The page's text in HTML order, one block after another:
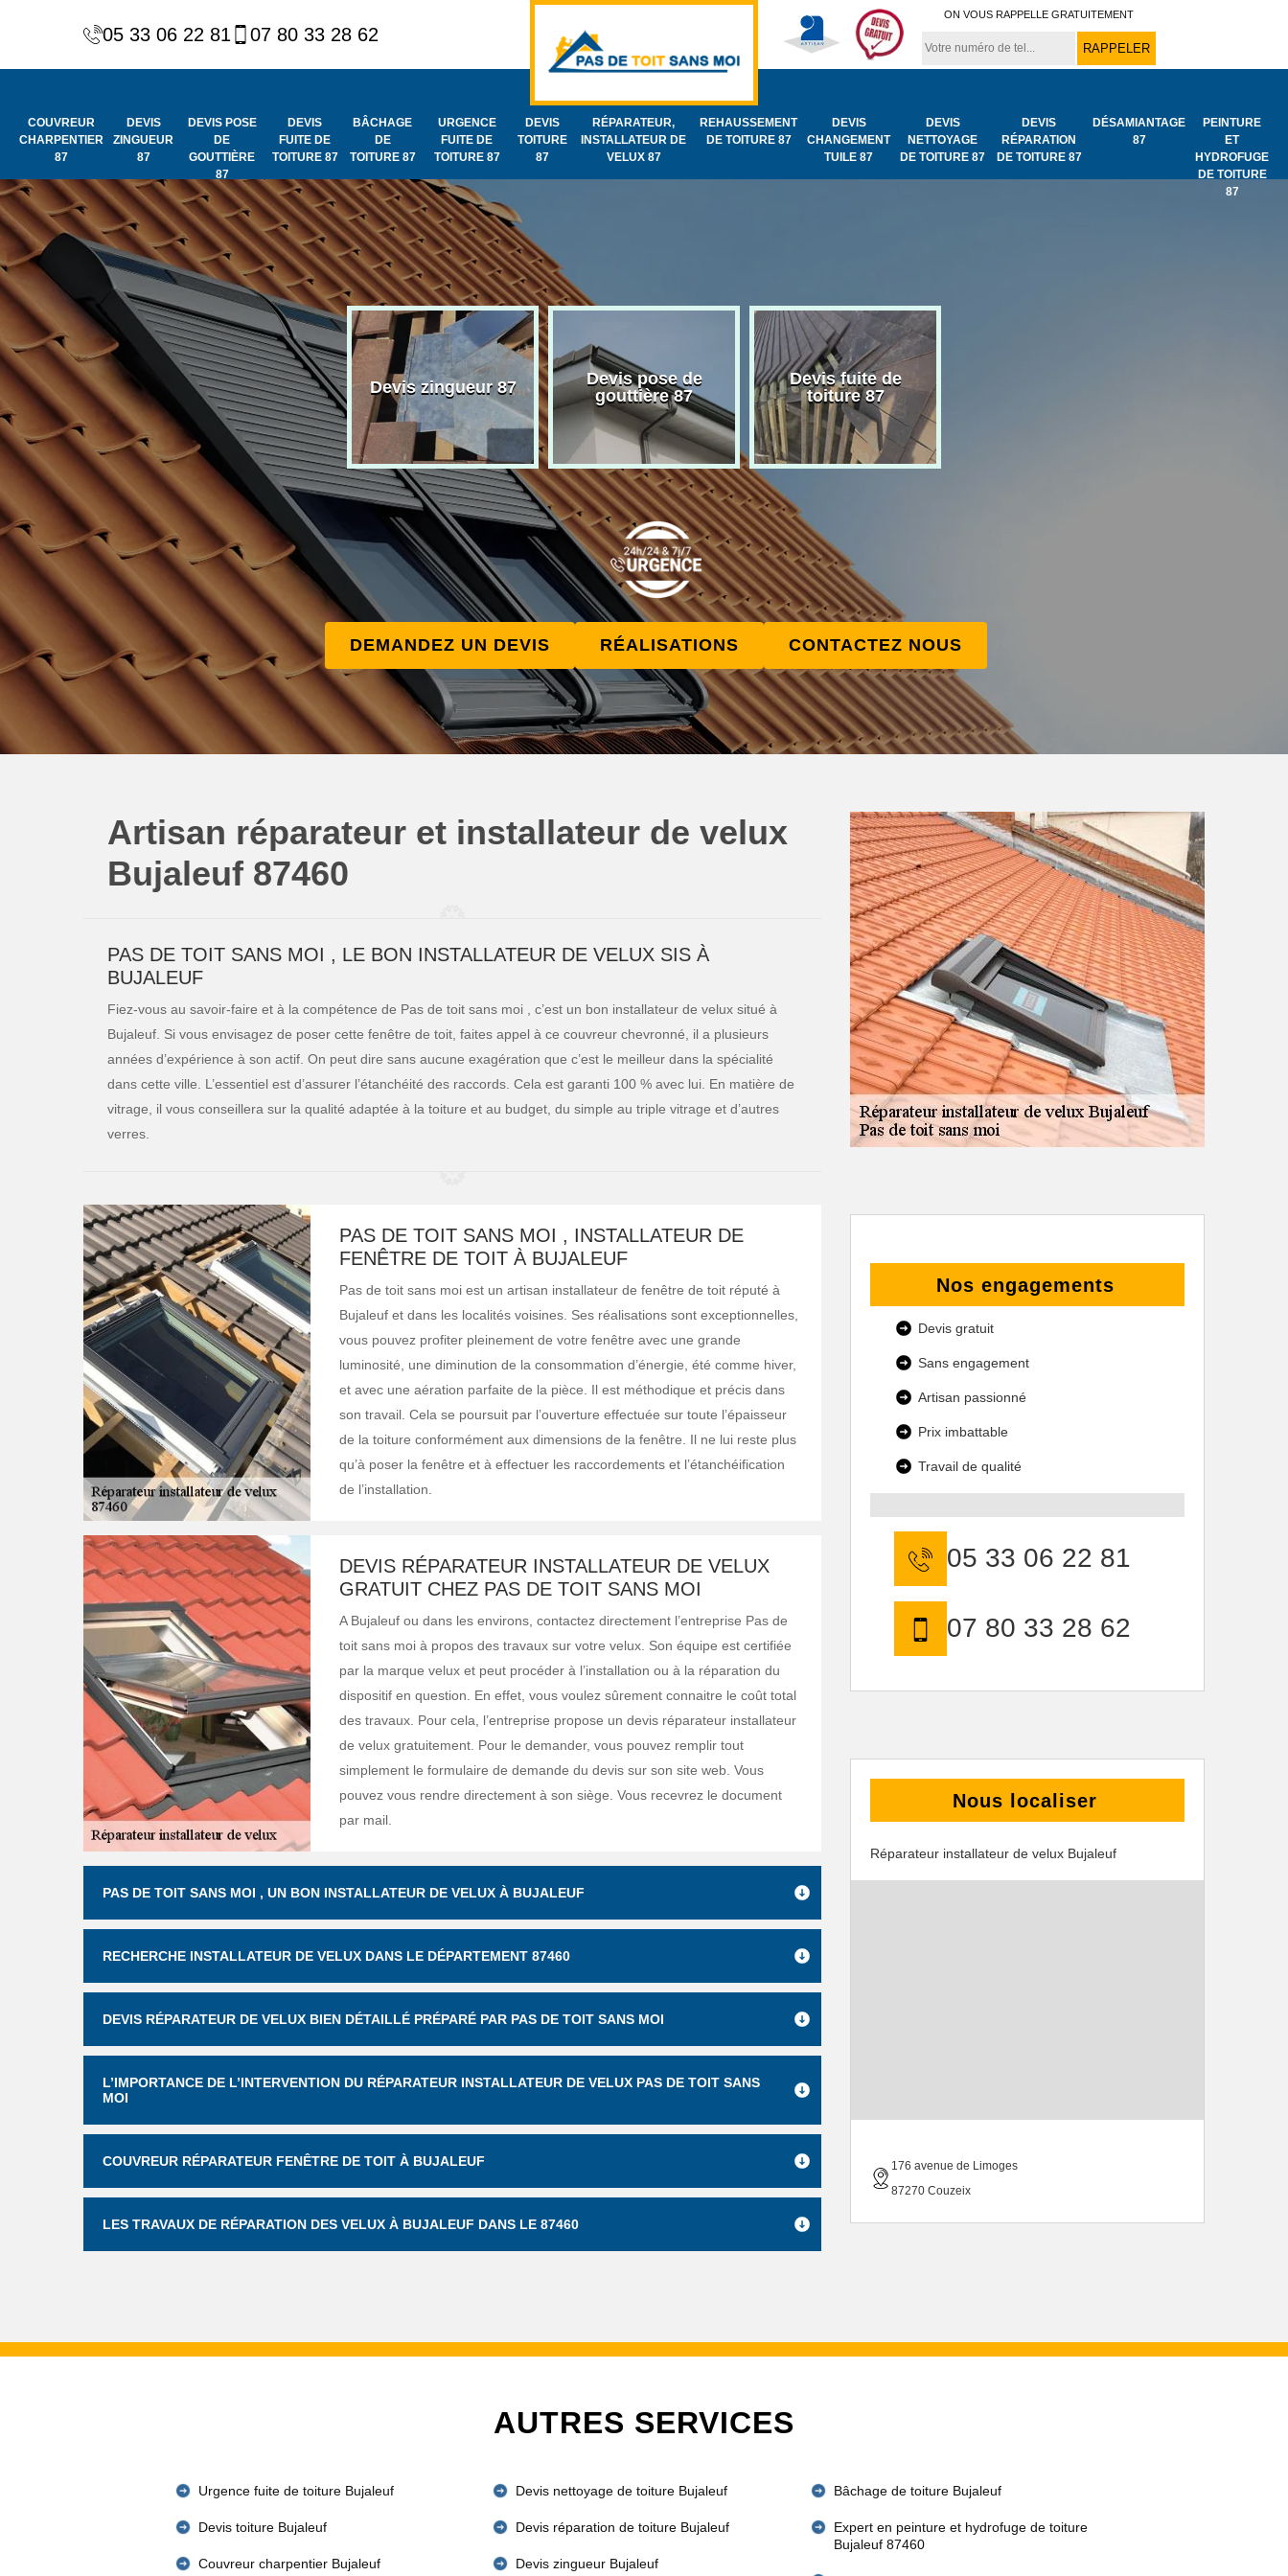
05 33 06 22 81 07 80 33 28 62
ON VOUS RAPPELLE GRATUITEMENT
COUVREUR
CHARPENTIER
87
DEVIS
ZINGUEUR
87
DEVIS POSE
DE
GOUTTIÈRE
87
DEVIS
FUITE DE
TOITURE 87
BÂCHAGE
DE
TOITURE 87
URGENCE
FUITE DE
TOITURE 87
DEVIS
TOITURE
87
RÉPARATEUR,
INSTALLATEUR DE
VELUX 87
REHAUSSEMENT
DE TOITURE 87
DEVIS
CHANGEMENT
TUILE 87
DEVIS
NETTOYAGE
DE TOITURE 87
DEVIS
RÉPARATION
DE TOITURE 87
DÉSAMIANTAGE
87
PEINTURE
ET
HYDROFUGE
DE TOITURE
87
et
de
toiture 87
Couvreur
charpentier 87
Devis zingueur 87
Devis pose de
gouttière 87
Devis fuite de
toiture 87
DEMANDEZ UN DEVIS RÉALISATIONS CONTACTEZ NOUS
Artisan réparateur et installateur de velux
Bujaleuf 87460
PAS DE TOIT SANS MOI , LE BON INSTALLATEUR DE VELUX SIS À
BUJALEUF
Fiez-vous au savoir-faire et à la compétence de Pas de toit sans moi , c’est un bon installateur de velux situé à
Bujaleuf. Si vous envisagez de poser cette fenêtre de toit, faites appel à ce couvreur chevronné, il a plusieurs
années d’expérience à son actif. On peut dire sans aucune exagération que c’est le meilleur dans la spécialité
dans cette ville. L’essentiel est d’assurer l’étanchéité des raccords. Cela est garanti 100 % avec lui. En matière de
vitrage, il vous conseillera sur la qualité adaptée à la toiture et au budget, du simple au triple vitrage et d’autres
verres.
PAS DE TOIT SANS MOI , INSTALLATEUR DE
FENÊTRE DE TOIT À BUJALEUF
Pas de toit sans moi est un artisan installateur de fenêtre de toit réputé à
Bujaleuf et dans les localités voisines. Ses réalisations sont exceptionnelles,
vous pouvez profiter pleinement de votre fenêtre avec une grande
luminosité, une diminution de la consommation d’énergie, été comme hiver,
et avec une aération parfaite de la pièce. Il est méthodique et précis dans
son travail. Cela se poursuit par l’ouverture effectuée sur toute l’épaisseur
de la toiture conformément aux dimensions de la fenêtre. Il ne lui reste plus
qu’à poser la fenêtre et à effectuer les raccordements et l’étanchéification
de l’installation.
DEVIS RÉPARATEUR INSTALLATEUR DE VELUX
GRATUIT CHEZ PAS DE TOIT SANS MOI
A Bujaleuf ou dans les environs, contactez directement l’entreprise Pas de
toit sans moi à propos des travaux sur votre velux. Son équipe est certifiée
par la marque velux et peut procéder à l’installation ou à la réparation du
dispositif en question. En effet, vous voulez sûrement connaitre le coût total
des travaux. Pour cela, l’entreprise propose un devis réparateur installateur
de velux gratuitement. Pour le demander, vous pouvez remplir tout
simplement le formulaire de demande du devis sur son site web. Vous
pouvez vous rendre directement à son siège. Vous recevrez le document
par mail.
PAS DE TOIT SANS MOI , UN BON INSTALLATEUR DE VELUX À BUJALEUF
RECHERCHE INSTALLATEUR DE VELUX DANS LE DÉPARTEMENT 87460
DEVIS RÉPARATEUR DE VELUX BIEN DÉTAILLÉ PRÉPARÉ PAR PAS DE TOIT SANS MOI
L’IMPORTANCE DE L’INTERVENTION DU RÉPARATEUR INSTALLATEUR DE VELUX PAS DE TOIT SANS
MOI
COUVREUR RÉPARATEUR FENÊTRE DE TOIT À BUJALEUF
LES TRAVAUX DE RÉPARATION DES VELUX À BUJALEUF DANS LE 87460
Nos engagements
Devis gratuit
Sans engagement
Artisan passionné
Prix imbattable
Travail de qualité
05 33 06 22 81
07 80 33 28 62
Nous localiser
Réparateur installateur de velux Bujaleuf
176 avenue de Limoges
87270 Couzeix
AUTRES SERVICES
Urgence fuite de toiture Bujaleuf
Devis toiture Bujaleuf
Couvreur charpentier Bujaleuf
Devis nettoyage de toiture Bujaleuf
Devis réparation de toiture Bujaleuf
Devis zingueur Bujaleuf
Bâchage de toiture Bujaleuf
Expert en peinture et hydrofuge de toiture
Bujaleuf 87460